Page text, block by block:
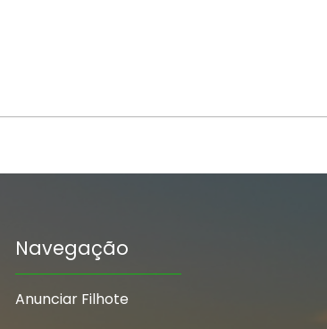
Navegação
Anunciar Filhote